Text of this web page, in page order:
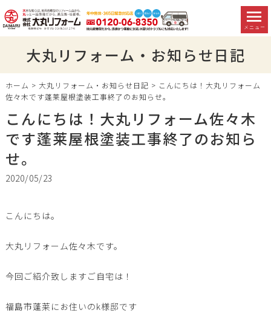
メニュー
大丸リフォーム・お知らせ日記
ホーム > 大丸リフォーム・お知らせ日記 > こんにちは！大丸リフォーム
佐々木です蓬莱屋根塗装工事終了のお知らせ。
こんにちは！大丸リフォーム佐々木
です蓬莱屋根塗装工事終了のお知ら
せ。
2020/05/23
こんにちは。
大丸リフォーム佐々木です。
今回ご紹介致しますご自宅は！
福島市蓬莱にお住いのk様邸です